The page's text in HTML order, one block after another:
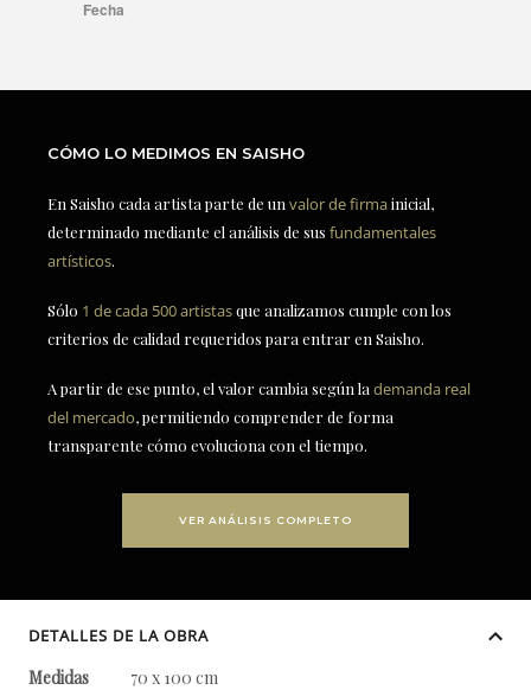
CÓMO LO MEDIMOS EN SAISHO
En Saisho cada artista parte de un valor de firmainicial,
determinado mediante el análisis de sus fundamentales
artísticos.
Sólo 1 de cada 500 artistasque analizamos cumple con los
criterios de calidad requeridos para entrar en Saisho.
A partir de ese punto, el valor cambia según la demanda real
del mercado, permitiendo comprender de forma
transparente cómo evoluciona con el tiempo.
VER ANÁLISIS COMPLETO
DETALLES DE LA OBRA
Medidas
70 x 100 cm